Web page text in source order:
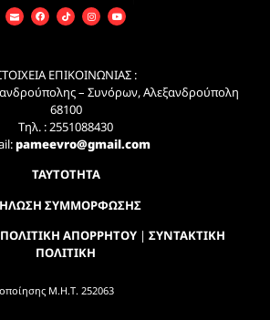
ΕΠΙΚΟΙΝΩΝΙΑΣ :
– Συνόρων, Αλεξανδρούπολη
68100
Τηλ. : 2551088430
pameevro@gmail.com
ΤΑΥΤΟΤΗΤΑ
ΣΥΜΜΟΡΦΩΣΗΣ
ΠΟΛΙΤΙΚΗ ΑΠΟΡΡΗΤΟΥ| ΣΥΝΤΑΚΤΙΚΗ
ΠΟΛΙΤΙΚΗ
Μ.Η.Τ. 252063